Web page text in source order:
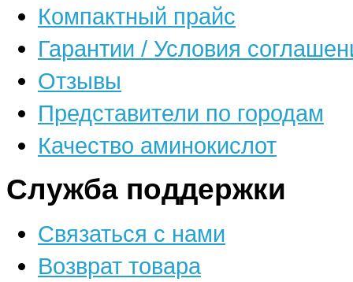
Компактный прайс
Гарантии / Условия
Отзывы
Представители по городам
Качество аминокислот
Служба поддержки
Связаться с нами
Возврат товара